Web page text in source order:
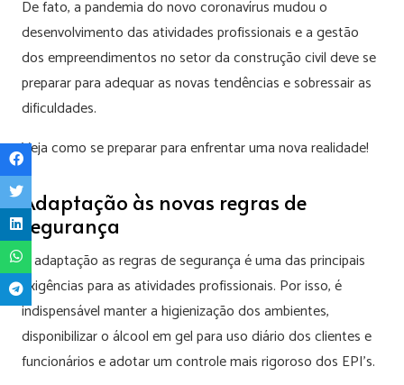
De fato, a pandemia do novo coronavírus mudou o
desenvolvimento das atividades profissionais e a gestão
dos empreendimentos no setor da construção civil deve se
preparar para adequar as novas tendências e sobressair as
dificuldades.
Veja como se preparar para enfrentar uma nova realidade!
Adaptação às novas regras de
segurança
A adaptação as regras de segurança é uma das principais
exigências para as atividades profissionais. Por isso, é
indispensável manter a higienização dos ambientes,
disponibilizar o álcool em gel para uso diário dos clientes e
funcionários e adotar um controle mais rigoroso dos EPI’s.